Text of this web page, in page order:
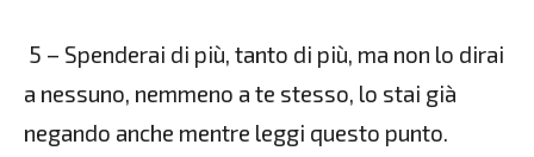
5 – Spenderai di più, tanto di più, ma non lo dirai
a nessuno, nemmeno a te stesso, lo stai già
negando anche mentre leggi questo punto.